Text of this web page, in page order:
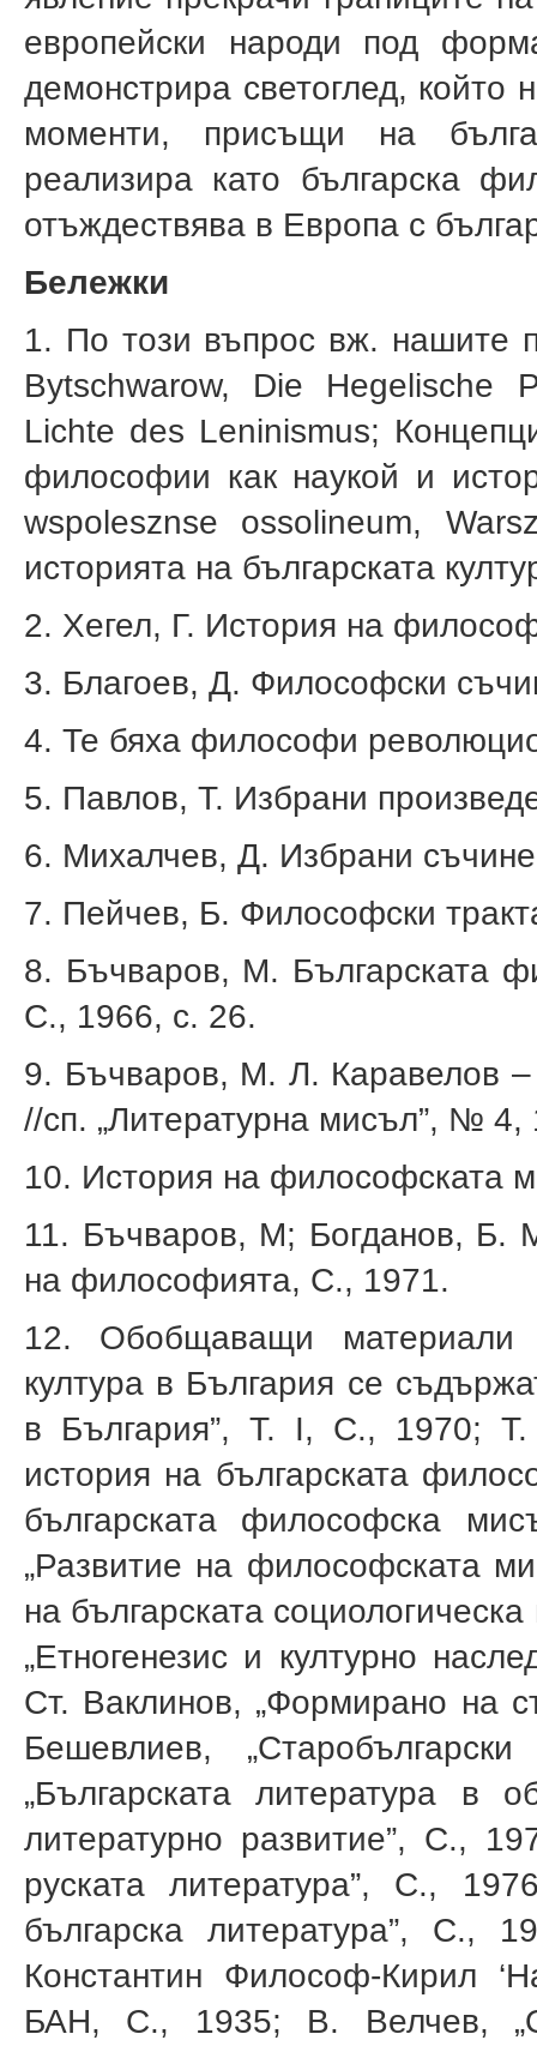
европейски народи под
демонстрира светоглед,
моменти, присъщи на
реализира като българска
отъждествява в Европа с
Бележки
1. По този въпрос вж. нашите
Bytschwarow, Die Hegelische
Lichte des Leninismus;
фило­софии как наукой и
wspolesznse ossolineum,
историята на българска­та
2. Хегел, Г. История на
3. Благоев, Д. Философски
4. Те бяха философи
5. Павлов, Т. Избрани
6. Михалчев, Д. Избрани
7. Пейчев, Б. Философски
8. Бъчваров, М. Българската
С., 1966, с. 26.
9. Бъчваров, М. Л. Каравелов –
//сп. „Литературна мисъл”, № 4,
10. История на философската
11. Бъчваров, М; Богданов, Б.
на философията, С., 1971.
12. Обобщаващи материали
култура в България се
в България”, Т. I, С., 1970;
история на българската
българската философска
„Развитие на философската
на българската
„Етногенезис и културно
Ст. Ваклинов, „Формирано на
Бешевлиев,
„Българската ли­тература в
литературно развитие”, С.,
руската литература”, С.,
българска литература”, С.,
Константин Философ-Кирил
БАН, С., 1935; В. Велчев,